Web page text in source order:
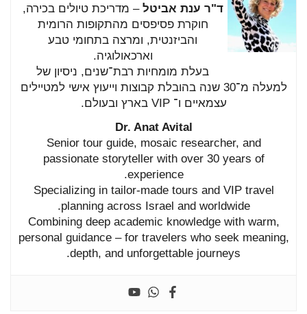
ד"ר ענת אביטל – מדריכתטיוליםבכירה,
חוקרתפסיפסים מהתקופות הרומית
והביזנטית, ומרצה בתחומי טבע
וארכאולוגיה.
בעלת מומחיות רבת־שנים, ניסיון של
למעלה מ־30 שנהבהובלת קבוצות וייעוץאישילמטיילים
עצמאיים ו־VIP בארץ ובעולם.
Dr. Anat Avital
Senior tour guide, mosaic researcher, and
passionate storyteller with over 30 years of
experience.
Specializing in tailor-made tours and VIP travel
planning across Israel and worldwide.
Combining deep academic knowledge with warm,
personal guidance – for travelers who seek meaning,
depth, and unforgettable journeys.